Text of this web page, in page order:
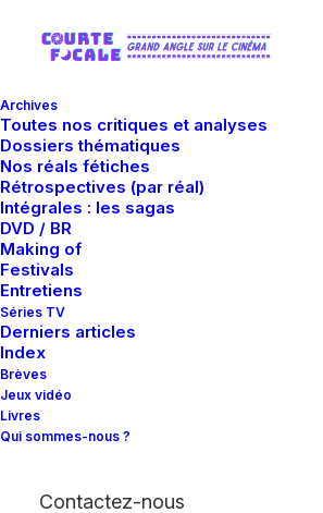
Archives
Toutes nos critiques et analyses
Dossiers thématiques
Nos réals fétiches
Rétrospectives (par réal)
Intégrales : les sagas
DVD / BR
Making of
Festivals
Entretiens
Séries TV
Derniers articles
Index
Brèves
Jeux vidéo
Livres
Qui sommes-nous ?
Contactez-nous